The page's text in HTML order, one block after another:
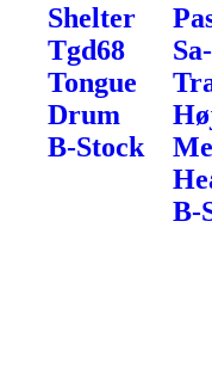
Shelter
Tgd68
Tongue
Drum
B-Stock
B-